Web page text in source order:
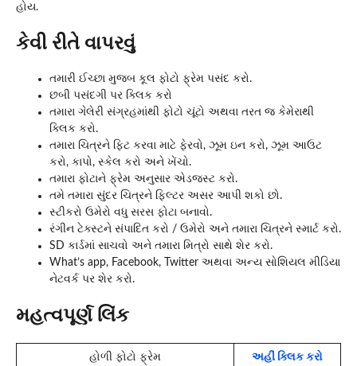
હોય.
કેવી રીતે વાપરવું
તમારી ઈચ્છા મુજબ કૂલ ફોટો ફ્રેમ પસંદ કરો.
છબી પસંદગી પર ક્લિક કરો
તમારા ગેલેરી સંગ્રહમાંથી ફોટો ચૂંટો અથવા તરત જ કેમેરાથી
ક્લિક કરો.
તમારા ચિત્રને ફિટ કરવા માટે ફેરવો, ઝૂમ ઇન કરો, ઝૂમ આઉટ
કરો, કાપો, સ્કેલ કરો અને ખેંચો.
તમારા ફોટાને ફ્રેમ અનુસાર એડજસ્ટ કરો.
તમે તમારા સુંદર ચિત્રને ફિલ્ટર અસર આપી શકો છો.
સ્ટીકરો ઉમેરો વધુ સરસ ફોટા બનાવો.
રંગીન ટેક્સ્ટને સંપાદિત કરો / ઉમેરો અને તમારા ચિત્રને સ્માર્ટ કરો.
SD કાર્ડમાં સાચવો અને તમારા મિત્રો સાથે શેર કરો.
What’s app, Facebook, Twitter અથવા અન્ય સોશિયલ મીડિયા
નેટવર્ક પર શેર કરો.
મહત્વપૂર્ણ લિંક
હોળી ફોટો ફ્રેમ અહીં ક્લિક કરો